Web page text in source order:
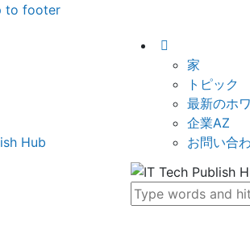
to footer
Hub
家
トピック
最新のホ
企業AZ
お問い合